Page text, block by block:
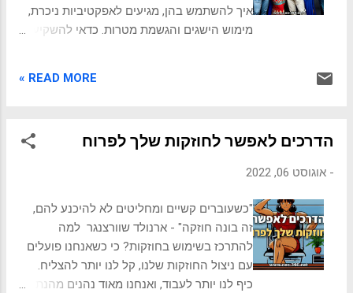
איך להשתמש בהן, מגיעים לאפקטיביות ניכרת,
מימוש הישגים והגשמת מטרות. כדאי להשקיע
החוזקות ע"פ VIA מכון VIA פיתח מערכת סיווג
מספקות יתרונות לפרט, ומעלות טובות לקהילה
סגולות-על של חוכמה, אומץ, אנושיות, צדק,
יושר, עבודת צוות, זהירות, תקווה ורוחניות -
מייצגות מרכיבים בעלי אופי טוב ובעל מוניטין
התורמים לשגשוג האנושי. מסגרת החוזקות של
VIA כוללת חוזקות אוניברסליות ומספקת אוצר
READ MORE »
הדרכים לאפשר לחוזקות שלך לפרוח
- אוגוסט 06, 2022
"כשעוברים קשיים ומחליטים לא להיכנע להם,
זה בונה חוזקה" - ארנולד שוורצנגר למה
להתרכז בשימוש בחוזקות? כי כשאנחנו פועלים
עם ניצול החוזקות שלנו, קל לנו יותר להצליח.
כיף לנו יותר לעבוד, ואנחנו מאוד נהנים מהנתינה